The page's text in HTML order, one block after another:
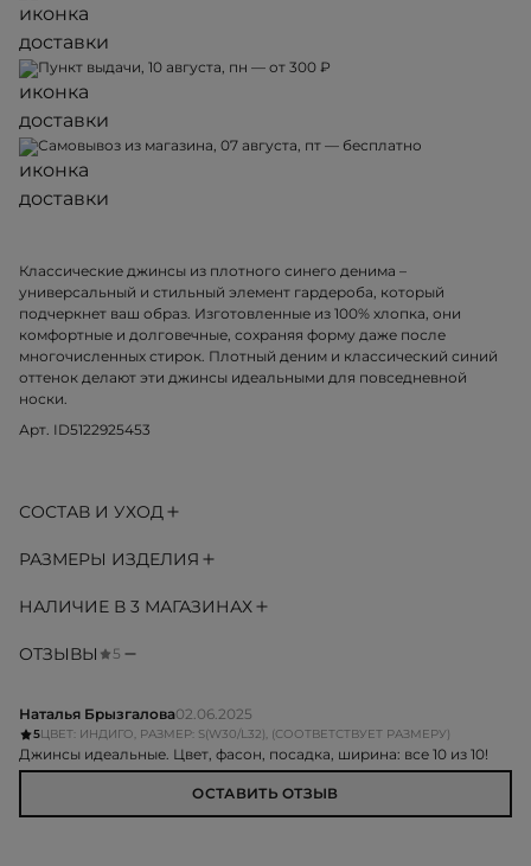
Пункт выдачи, 10 августа, пн — от 300 ₽
Самовывоз из магазина, 07 августа, пт — бесплатно
Классические джинсы из плотного синего денима –
универсальный и стильный элемент гардероба, который
подчеркнет ваш образ. Изготовленные из 100% хлопка, они
комфортные и долговечные, сохраняя форму даже после
многочисленных стирок. Плотный деним и классический синий
оттенок делают эти джинсы идеальными для повседневной
носки.
Арт. ID5122925453
СОСТАВ И УХОД
РАЗМЕРЫ ИЗДЕЛИЯ
НАЛИЧИЕ В 3 МАГАЗИНАХ
ОТЗЫВЫ 5
Наталья Брызгалова02.06.2025
5ЦВЕТ: ИНДИГО, РАЗМЕР: S(W30/L32), (СООТВЕТСТВУЕТ РАЗМЕРУ)
Джинсы идеальные. Цвет, фасон, посадка, ширина: все 10 из 10!
ОСТАВИТЬ ОТЗЫВ